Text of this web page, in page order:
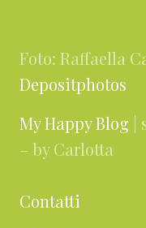
Foto: Raffaella
Depositphotos
My Happy Blog
– by Carlotta
Contatti